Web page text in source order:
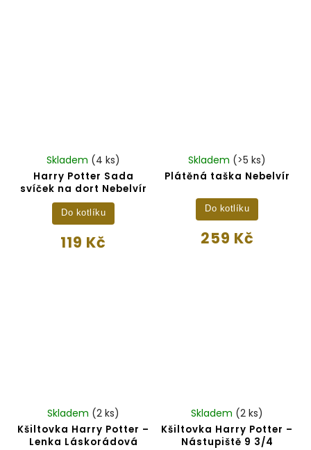
Harry Potter Sada
svíček na dort Nebelvír
Skladem (4 ks)
119 Kč
Do kotlíku
Plátěná taška Nebelvír
Skladem (>5 ks)
259 Kč
Do kotlíku
Kšiltovka Harry Potter –
Lenka Láskorádová
Skladem (2 ks)
Kšiltovka Harry Potter –
Nástupiště 9 3/4
Skladem (2 ks)